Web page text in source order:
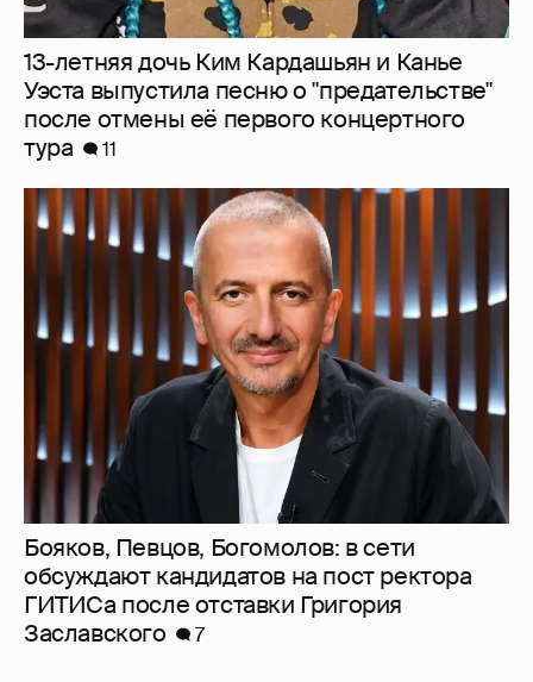
Бояков, Певцов, Богомолов: в сети
обсуждают кандидатов на пост ректора
ГИТИСа после отставки Григория
Заславского
7